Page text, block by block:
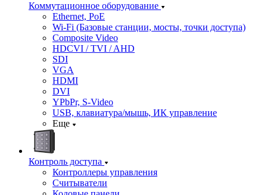
Коммутационное оборудование
Ethernet, PoE
Wi-Fi (Базовые станции, мосты, точки доступа)
Composite Video
HDCVI / TVI / AHD
SDI
VGA
HDMI
DVI
YPbPr, S-Video
USB, клавиатура/мышь, ИК управление
Еще
Контроль доступа
Контроллеры управления
Считыватели